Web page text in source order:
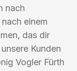
nach
einem
das dir
Kunden
Vogler Fürth